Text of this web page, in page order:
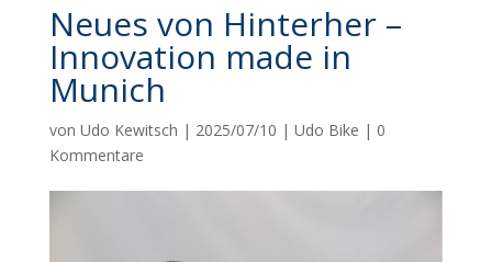
Neues von Hinterher –
Innovation made in
Munich
von Udo Kewitsch | 2025/07/10 | Udo Bike | 0
Kommentare